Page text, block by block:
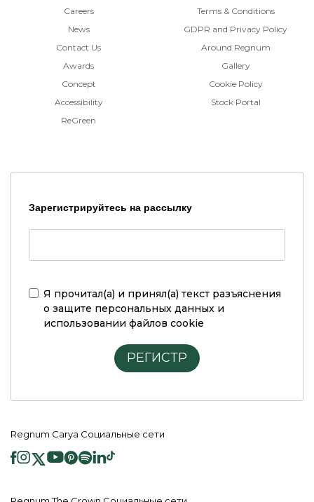
Careers
News
Contact Us
Awards
Concept
Accessibility
ReGreen
Terms & Conditions
GDPR and Privacy Policy
Around Regnum
Gallery
Cookie Policy
Stock Portal
Зарегистрируйтесь на рассылку
Я прочитал(а) и принял(а) текст разъяснения
о защите персональных данных и
использовании файлов cookie
РЕГИСТР
Regnum Carya Социальные сети